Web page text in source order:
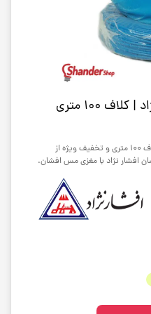
در کلاف 100 متری و تخفیف ویژه از